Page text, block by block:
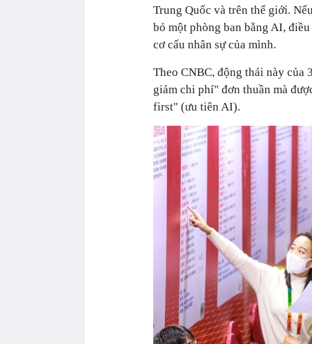
Trung Quốc và trên thế giới.
bỏ một phòng ban bằng AI,
cơ cấu nhân sự của mình.
Theo CNBC, động thái này
giảm chi phí" đơn thuần mà
first" (ưu tiên AI).